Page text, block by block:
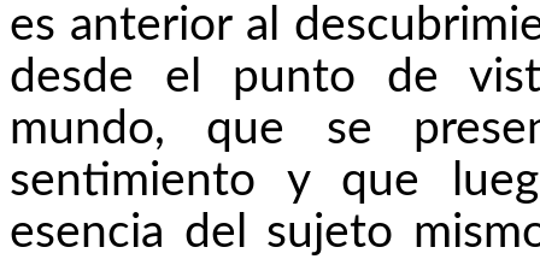
es anterior al
desde el punto de
mundo, que se
sentimiento y que
esencia del sujeto